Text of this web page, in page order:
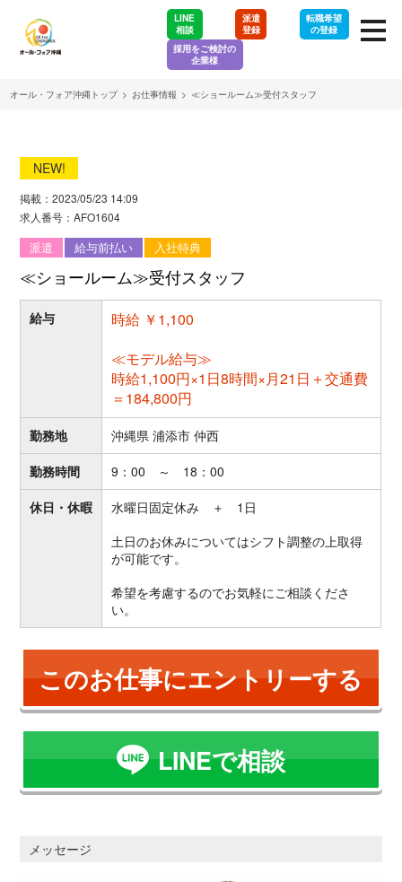
LINE
相談
派遣
登録
転職希望
の登録
採用をご検討の
企業様
オール・フォア沖縄トップ > お仕事情報 > ≪ショールーム≫受付スタッフ
NEW!
掲載：2023/05/23 14:09
求人番号：AFO1604
派遣 給与前払い 入社特典
≪ショールーム≫受付スタッフ
給与
時給 ￥1,100
≪モデル給与≫
時給1,100円×1日8時間×月21日＋交通費
＝184,800円
勤務地
沖縄県 浦添市 仲西
勤務時間
9：00 ～ 18：00
休日・休暇
水曜日固定休み ＋ 1日
土日のお休みについてはシフト調整の上取得
が可能です。
希望を考慮するのでお気軽にご相談くださ
い。
このお仕事にエントリーする
LINEで相談
メッセージ